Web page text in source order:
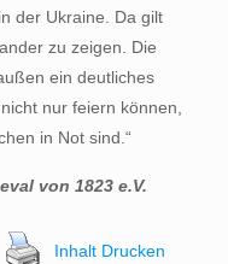
der Ukraine. Da gilt
zu zeigen. Die
ein deutliches
nur feiern können,
in Not sind.“
von 1823 e.V.
Inhalt Drucken